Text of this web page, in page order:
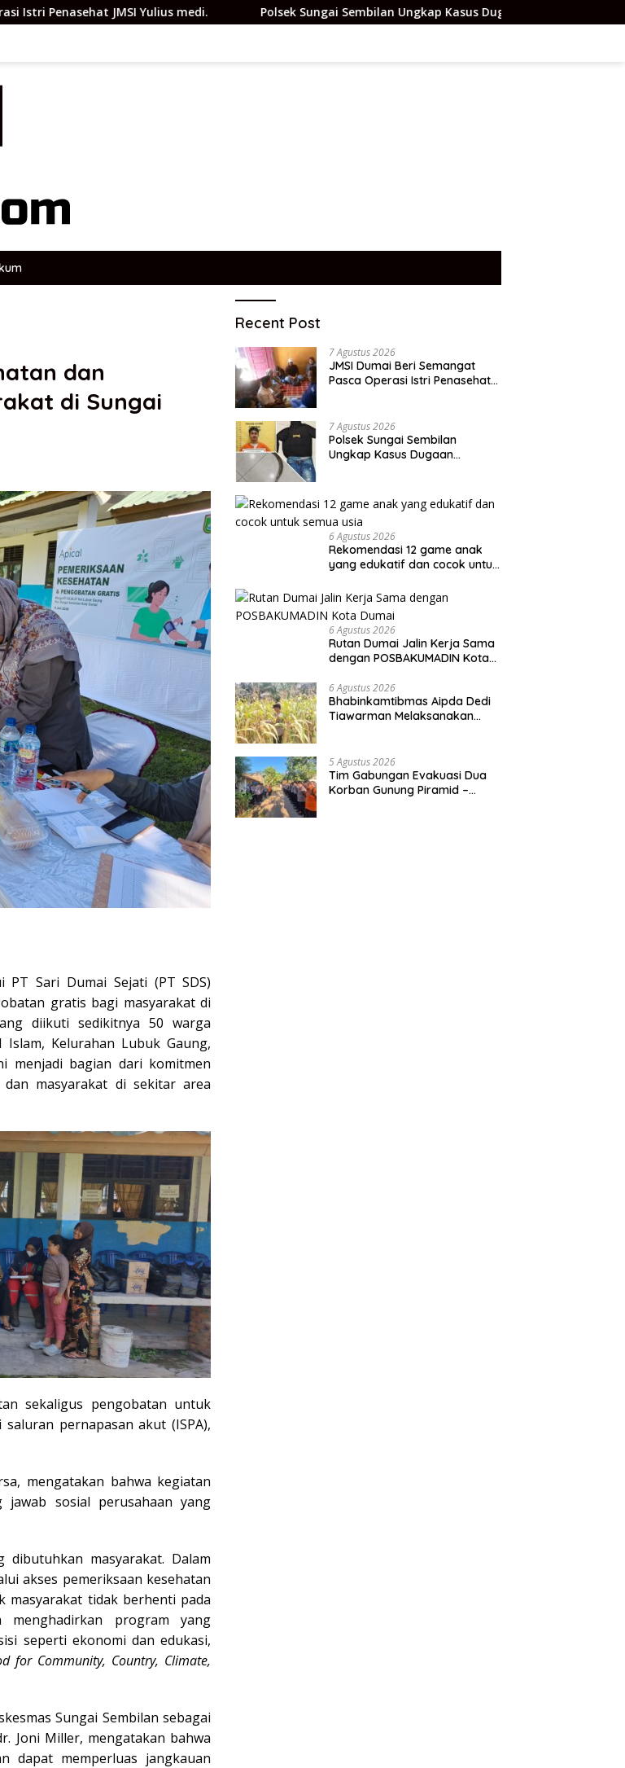
JMSI Yulius medi. Polsek Sungai Sembilan Ungkap Kasus Dugaan Percobaan Pembunuhan
dan
di Sungai
PT Sari Dumai Sejati (PT SDS)
gratis bagi masyarakat di
diikuti sedikitnya 50 warga
Kelurahan Lubuk Gaung,
menjadi bagian dari komitmen
masyarakat di sekitar area
sekaligus pengobatan untuk
pernapasan akut (ISPA),
mengatakan bahwa kegiatan
sosial perusahaan yang
masyarakat. Dalam
akses pemeriksaan kesehatan
masyarakat tidak berhenti pada
program yang
seperti ekonomi dan edukasi,
for Community, Country, Climate,
Sungai Sembilan sebagai
Joni Miller, mengatakan bahwa
dapat memperluas jangkauan
Recent Post
7 Agustus 2026
JMSI Dumai Beri Semangat
Pasca Operasi Istri Penasehat
7 Agustus 2026
Polsek Sungai Sembilan
Ungkap Kasus Dugaan
Berhasil Diamankan
6 Agustus 2026
Rekomendasi 12 game anak
yang edukatif dan cocok untuk
6 Agustus 2026
Rutan Dumai Jalin Kerja Sama
dengan POSBAKUMADIN Kota
6 Agustus 2026
Bhabinkamtibmas Aipda Dedi
Tiawarman Melaksanakan
5 Agustus 2026
Tim Gabungan Evakuasi Dua
Korban Gunung Piramid –